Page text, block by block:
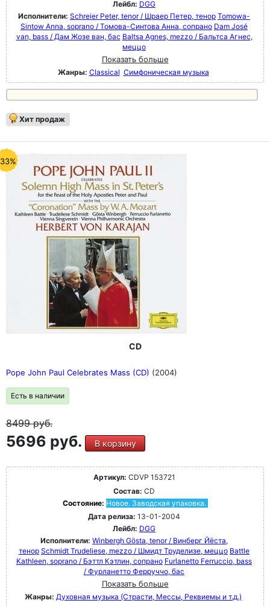
Лейбл: DGG
Исполнители: Schreier Peter, tenor / Шраер Петер, тенор Tomowa-
Sintow Anna, soprano / Томова-Синтова Анна, сопрано Dam José
van, bass / Дам Жозе ван, бас Baltsa Agnes, mezzo / Бальтса Агнес,
меццо
Показать больше
Жанры: Classical Симфоническая музыка
Хит продаж
CD
Pope John Paul Celebrates Mass (CD) (2004)
Есть в наличии
8499руб.
5696 руб. В корзину
Артикул: CDVP 153721
Состав: CD
Состояние: Новое. Заводская упаковка.
Дата релиза: 13-01-2004
Лейбл: DGG
Исполнители: Winbergh Gösta, tenor / Винберг Йёста,
тенор Schmidt Trudeliese, mezzo / Шмидт Труделизе, меццо Battle
Kathleen, soprano / Бэттл Кэтлин, сопрано Furlanetto Ferruccio, bass
/ Фурланетто Ферруччо, бас
Показать больше
Жанры: Духовная музыка (Страсти, Мессы, Реквиемы и т.д.)